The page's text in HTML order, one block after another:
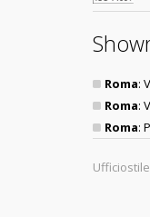
Roma:
Roma:
Roma: